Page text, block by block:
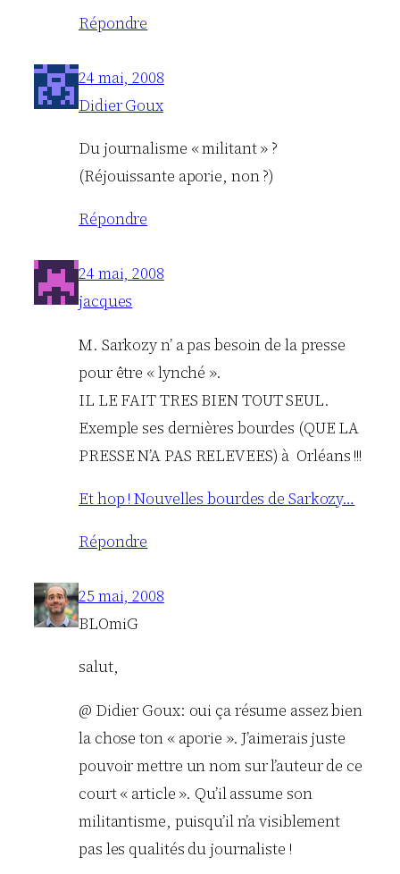
Répondre
24 mai, 2008
Didier Goux
Du journalisme « militant » ?
(Réjouissante aporie, non ?)
Répondre
24 mai, 2008
jacques
M. Sarkozy n’ a pas besoin de la presse
pour être « lynché ».
IL LE FAIT TRES BIEN TOUT SEUL.
Exemple ses dernières bourdes (QUE LA
PRESSE N’A PAS RELEVEES) à Orléans !!!
Et hop ! Nouvelles bourdes de Sarkozy…
Répondre
25 mai, 2008
BLOmiG
salut,
@ Didier Goux: oui ça résume assez bien
la chose ton « aporie ». J’aimerais juste
pouvoir mettre un nom sur l’auteur de ce
court « article ». Qu’il assume son
militantisme, puisqu’il n’a visiblement
pas les qualités du journaliste !